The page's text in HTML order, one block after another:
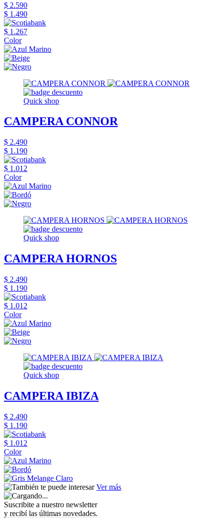
$ 2.590
$ 1.490
$ 1.267
Color
Quick shop
CAMPERA CONNOR
$ 2.490
$ 1.190
$ 1.012
Color
Quick shop
CAMPERA HORNOS
$ 2.490
$ 1.190
$ 1.012
Color
Quick shop
CAMPERA IBIZA
$ 2.490
$ 1.190
$ 1.012
Color
Ver más
Suscribite a nuestro newsletter
y recibí las últimas novedades.